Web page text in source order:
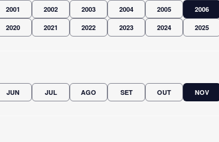
2001 2002 2003 2004 2005 2006
2020 2021 2022 2023 2024 2025
JUN JUL AGO SET OUT NOV